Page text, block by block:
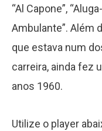
“Al Capone”,
Ambulante”. Além
que estava num
carreira, ainda fez
anos 1960.
Utilize o player